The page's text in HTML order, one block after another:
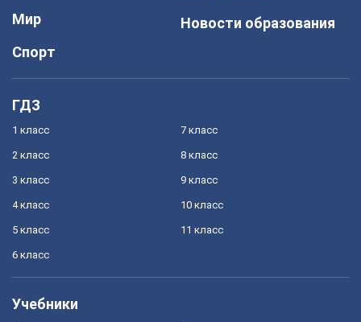
Мир
Спорт
Новости образования
ГДЗ
1 класс
2 класс
3 класс
4 класс
5 класс
6 класс
7 класс
8 класс
9 класс
10 класс
11 класс
Учебники